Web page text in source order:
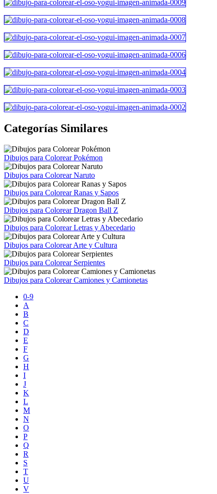
Categorías Similares
Dibujos para Colorear Pokémon
Dibujos para Colorear Naruto
Dibujos para Colorear Ranas y Sapos
Dibujos para Colorear Dragon Ball Z
Dibujos para Colorear Letras y Abecedario
Dibujos para Colorear Arte y Cultura
Dibujos para Colorear Serpientes
Dibujos para Colorear Camiones y Camionetas
0-9
A
B
C
D
E
F
G
H
I
J
K
L
M
N
O
P
Q
R
S
T
U
V